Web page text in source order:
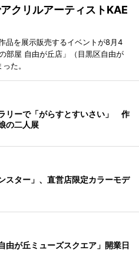
クリルアーティストKAE
品を展示販売するイベントが8月4
部屋 自由が丘店」（目黒区自由が
た。
リーで「がらすとすいさい」 作
の二人展
スター」、直営店限定カラーモデ
由が丘ミューズスクエア」開業日